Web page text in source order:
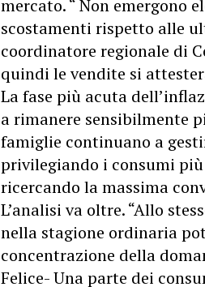
mercato. “ Non emergono
scostamenti rispetto alle
coordinatore regionale di
quindi le vendite si
La fase più acuta
a rimanere sensibilmente
famiglie continuano a
privilegiando i consumi
ricercando la massima
L’analisi va oltre. “Allo
nella stagione ordinaria
concentrazione della
Felice- Una parte dei